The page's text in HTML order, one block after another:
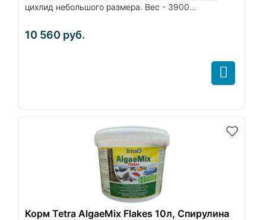
цихлид небольшого размера. Вес - 3900...
10 560 руб.
Корм Tetra AlgaeMix Flakes 10л, Спирулина